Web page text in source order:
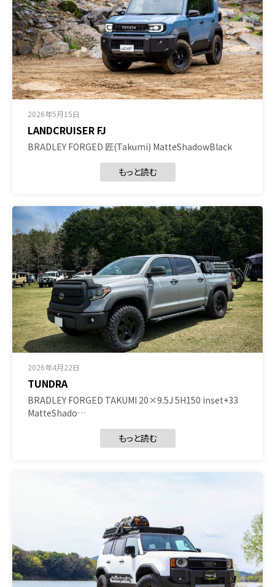
2026年5月15日
LANDCRUISER FJ
BRADLEY FORGED 匠(Takumi) MatteShadowBlack
もっと読む
2026年4月22日
TUNDRA
BRADLEY FORGED TAKUMI 20×9.5J 5H150 inset+33
MatteShado…
もっと読む